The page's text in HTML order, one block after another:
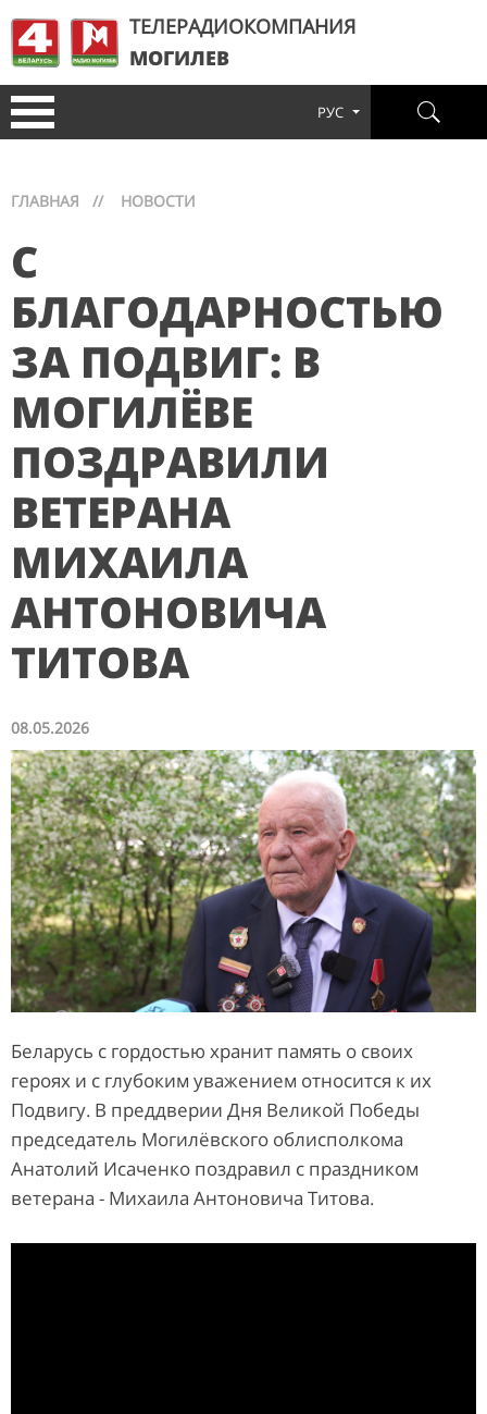
ТЕЛЕРАДИОКОМПАНИЯ
МОГИЛЕВ
РУС
ГЛАВНАЯ // НОВОСТИ
С
БЛАГОДАРНОСТЬЮ
ЗА ПОДВИГ: В
МОГИЛЁВЕ
ПОЗДРАВИЛИ
ВЕТЕРАНА
МИХАИЛА
АНТОНОВИЧА
ТИТОВА
08.05.2026
Беларусь с гордостью хранит память о своих
героях и с глубоким уважением относится к их
Подвигу. В преддверии Дня Великой Победы
председатель Могилёвского облисполкома
Анатолий Исаченко поздравил с праздником
ветерана - Михаила Антоновича Титова.